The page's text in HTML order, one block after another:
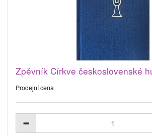
Zpěvník Církve československé
Prodejní cena